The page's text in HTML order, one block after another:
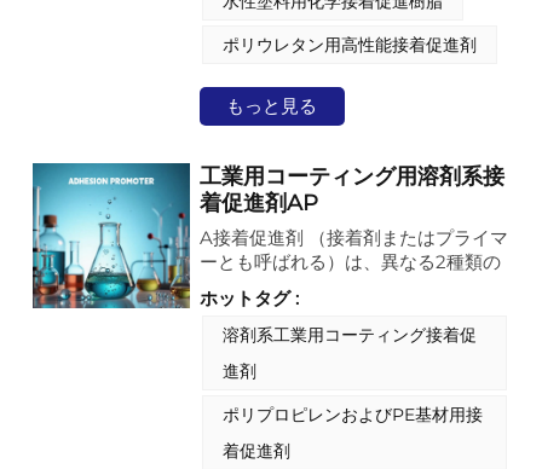
久性を保証します。 実現される主な
優れた耐湿性、最終塗膜の改善された
機械的完全性などがあります。 した
コーティング、工業用メンテナンス塗
料、およびプラスチックコーティング
での使用に最適です。 このようなコ
ーティングの性能と耐用年数には、堅
牢で永続的な接着が基本要件です。
ポリウレタン用高性能接着促進剤
もっと見る
工業用コーティング用溶剤系接
着促進剤AP
A接着促進剤 （接着剤またはプライマ
ーとも呼ばれる）は、異なる2種類の
材料（金属、プラスチック、木材、ガ
ラスなどの基材と、その後に塗布され
るコーティング剤、接着剤、インクな
ど）間の接着強度を高めるために設計
された化学物質またはコーティング剤
です。表面の相性の悪さを補い、剥
離、層間剥離、接着力の低下といった
問題を解消します。
ホットタグ :
溶剤系工業用コーティング接着促
進剤
ポリプロピレンおよびPE基材用接
着促進剤